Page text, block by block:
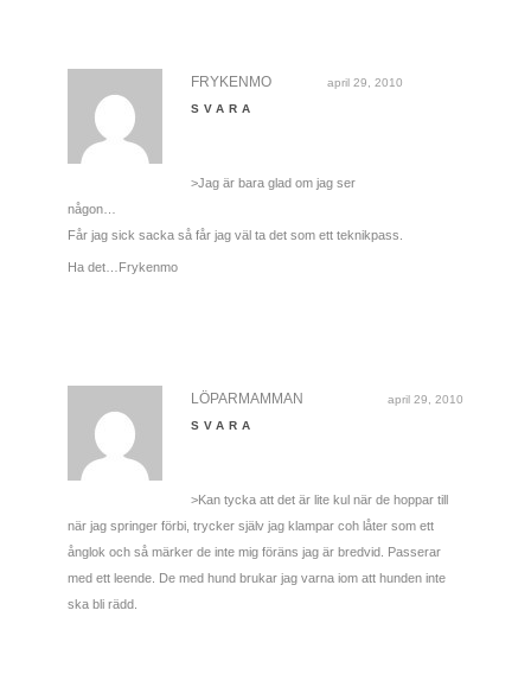
april 29, 2010
FRYKENMO
SVARA
>Jag är bara glad om jag ser
någon…
Får jag sick sacka så får jag väl ta det som ett teknikpass.
Ha det…Frykenmo
april 29, 2010
LÖPARMAMMAN
SVARA
>Kan tycka att det är lite kul när de hoppar till
när jag springer förbi, trycker själv jag klampar coh låter som ett
ånglok och så märker de inte mig föräns jag är bredvid. Passerar
med ett leende. De med hund brukar jag varna iom att hunden inte
ska bli rädd.